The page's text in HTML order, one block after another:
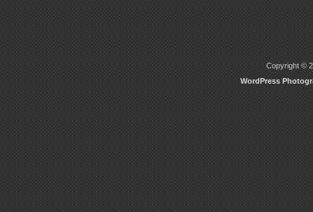
Copyright ©
WordPress